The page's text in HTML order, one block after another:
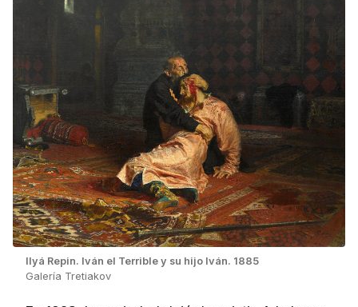
Ilyá Repin. Iván el Terrible y su hijo Iván. 1885
Galería Tretiakov